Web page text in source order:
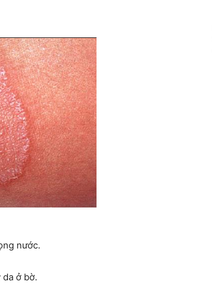
nước.
ở bờ.